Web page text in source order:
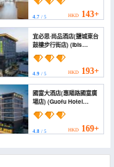
(Dongtai Yaoban
4.7/ 5 HKD 143+
宜必思·尚品酒店(鹽城東台
鼓樓步行街店) (Ibis
Styles Hotel (Yancheng
Dongtai Gulou
Pedestrian Street))
4.9/ 5 HKD 193+
國富大酒店(惠陽路國富廣
場店) (Guofu Hotel
(Huiyang Road Guofu
Plaza))
4.8/ 5 HKD 169+